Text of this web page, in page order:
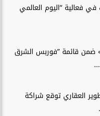
فعالية “اليوم العالمي
قائمة ”فوربس الشرق
العقاري توقع شراكة